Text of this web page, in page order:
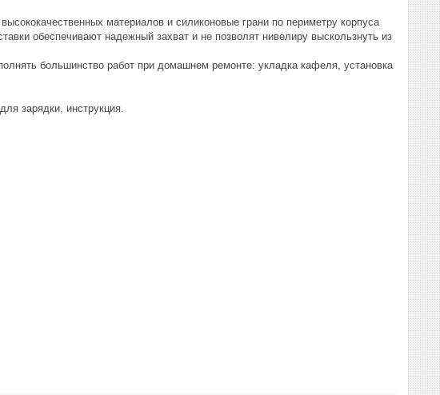
материалов и силиконовые грани по периметру корпуса
обеспечивают надежный захват и не позволят нивелиру выскользнуть из
большинство работ при домашнем ремонте: укладка кафеля, установка
зарядки, инструкция.